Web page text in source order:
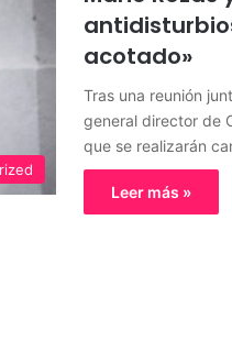
acotado»
Tras una reunión
general director de
que se realizarán
Leer más »